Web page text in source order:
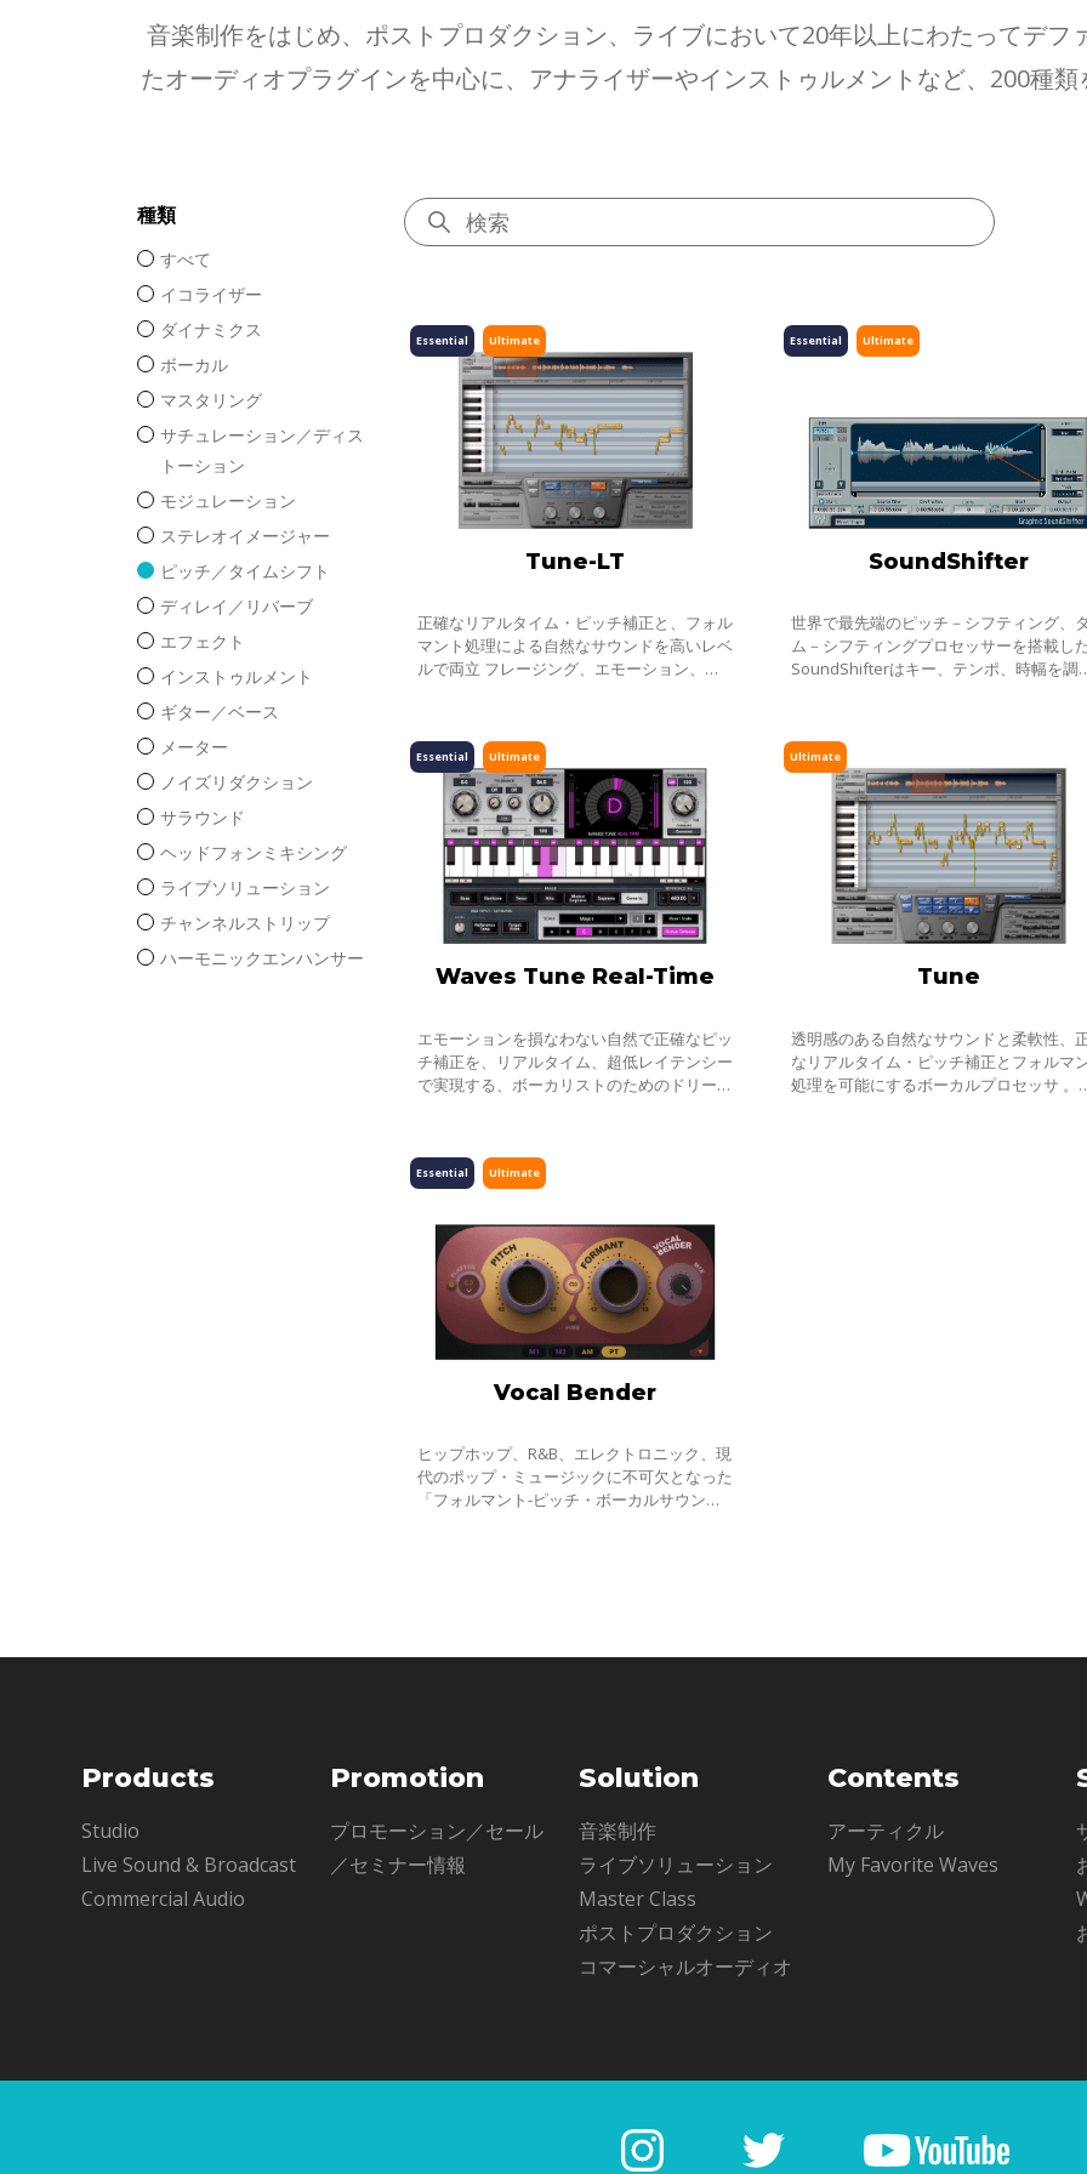
音楽制作をはじめ、ポストプロダクション、ライブにおいて20年以上にわたってデフ
たオーディオプラグインを中心に、アナライザーやインストゥルメントなど、200種類
種類
すべて
イコライザー
ダイナミクス
ボーカル
マスタリング
サチュレーション／ディス
トーション
モジュレーション
ステレオイメージャー
ピッチ／タイムシフト
ディレイ／リバーブ
エフェクト
インストゥルメント
ギター／ベース
メーター
ノイズリダクション
サラウンド
ヘッドフォンミキシング
ライブソリューション
チャンネルストリップ
ハーモニックエンハンサー
Ultimate
Essential
Tune-LT
正確なリアルタイム・ピッチ補正と、フォル
マント処理による自然なサウンドを高いレベ
ルで両立 フレージング、エモーション、デ
Ultimate
Essential
SoundShifter
世界で最先端のピッチ－シフティング、
ム－シフティングプロセッサーを搭載した
SoundShifterはキー、テンポ、時幅を調
さえあ
Ultimate
Essential
Waves Tune Real-Time
エモーションを損なわない自然で正確なピッ
チ補正を、リアルタイム、超低レイテンシー
で実現する、ボーカリストのためのドリーム
Ultimate
Tune
透明感のある自然なサウンドと柔軟性、
なリアルタイム・ピッチ補正とフォルマ
処理を可能にするボーカルプロセッサ 。
Ultimate
Essential
Vocal Bender
ヒップホップ、R&B、エレクトロニック、現
代のポップ・ミュージックに不可欠となった
「フォルマント-ピッチ・ボーカルサウン
Products
Studio
Live Sound & Broadcast
Commercial Audio
Promotion
プロモーション／セール
／セミナー情報
Solution
音楽制作
ライブソリューション
Master Class
ポストプロダクション
コマーシャルオーディオ
Contents
アーティクル
My Favorite Waves